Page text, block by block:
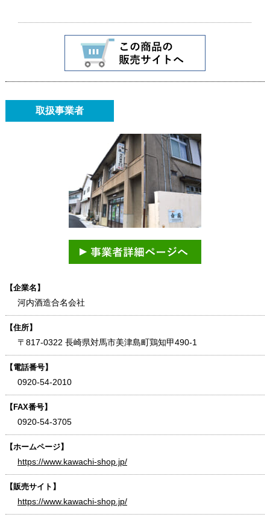
取扱事業者
【企業名】
河内酒造合名会社
【住所】
〒817-0322 長崎県対馬市美津島町鶏知甲490-1
【電話番号】
0920-54-2010
【FAX番号】
0920-54-3705
【ホームページ】
https://www.kawachi-shop.jp/
【販売サイト】
https://www.kawachi-shop.jp/